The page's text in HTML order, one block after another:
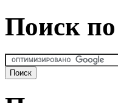
Поиск по